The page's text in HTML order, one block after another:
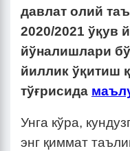
давлат олий
2020/2021 ўқув
йўналишлари
йиллик ўқитиш
тўғрисида
Унга кўра,
энг қиммат